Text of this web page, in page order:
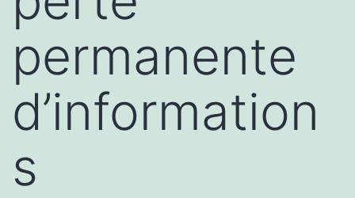
permanente
d’information
s